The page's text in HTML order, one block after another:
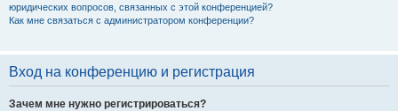
юридических вопросов, связанных с этой конференцией?
Как мне связаться с администратором конференции?
Вход на конференцию и регистрация
Зачем мне нужно регистрироваться?